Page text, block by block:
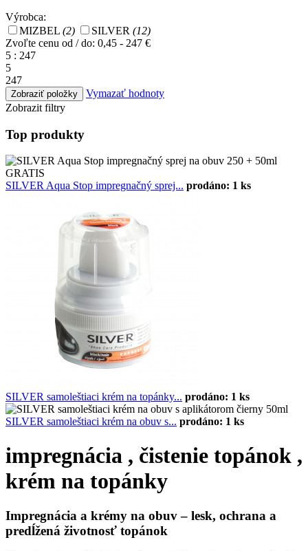
Výrobca:
MIZBEL (2) SILVER (12)
Zvoľte cenu od / do: 0,45 - 247 €
5 : 247
5
247
Vymazať hodnoty
Zobrazit filtry
Top produkty
SILVER Aqua Stop impregnačný sprej... prodáno: 1 ks
SILVER samoleštiaci krém na topánky... prodáno: 1 ks
SILVER samoleštiaci krém na obuv s... prodáno: 1 ks
impregnácia , čistenie topánok ,
krém na topánky
Impregnácia a krémy na obuv – lesk, ochrana a
predĺžená životnosť topánok